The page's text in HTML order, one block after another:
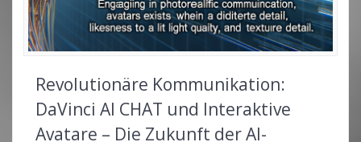
Revolutionäre Kommunikation:
DaVinci AI CHAT und Interaktive
Avatare – Die Zukunft der AI-